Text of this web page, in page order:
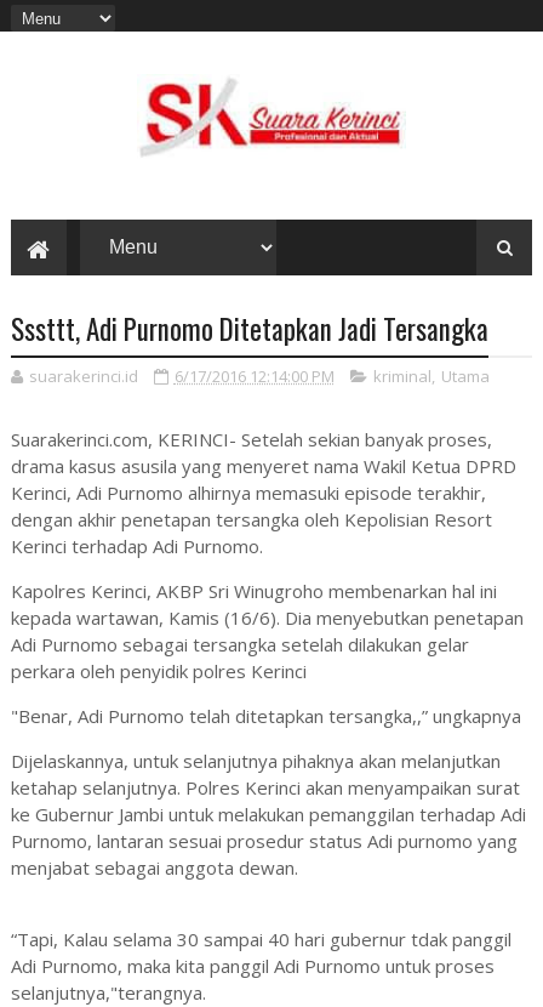
Sssttt, Adi Purnomo Ditetapkan Jadi Tersangka
suarakerinci.id 6/17/2016 12:14:00 PM kriminal, Utama
Suarakerinci.com, KERINCI- Setelah sekian banyak proses,
drama kasus asusila yang menyeret nama Wakil Ketua DPRD
Kerinci, Adi Purnomo alhirnya memasuki episode terakhir,
dengan akhir penetapan tersangka oleh Kepolisian Resort
Kerinci terhadap Adi Purnomo.
Kapolres Kerinci, AKBP Sri Winugroho membenarkan hal ini
kepada wartawan, Kamis (16/6). Dia menyebutkan penetapan
Adi Purnomo sebagai tersangka setelah dilakukan gelar
perkara oleh penyidik polres Kerinci
"Benar, Adi Purnomo telah ditetapkan tersangka,,” ungkapnya
Dijelaskannya, untuk selanjutnya pihaknya akan melanjutkan
ketahap selanjutnya. Polres Kerinci akan menyampaikan surat
ke Gubernur Jambi untuk melakukan pemanggilan terhadap Adi
Purnomo, lantaran sesuai prosedur status Adi purnomo yang
menjabat sebagai anggota dewan.
“Tapi, Kalau selama 30 sampai 40 hari gubernur tdak panggil
Adi Purnomo, maka kita panggil Adi Purnomo untuk proses
selanjutnya,"terangnya.